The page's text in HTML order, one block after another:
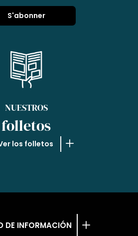
NUESTROS
folletos
los folletos
DE INFORMACIÓN